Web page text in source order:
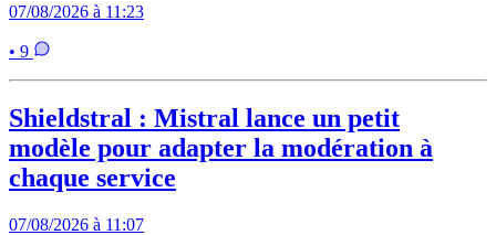
07/08/2026 à 11:23
• 9
Shieldstral : Mistral lance un petit
modèle pour adapter la modération à
chaque service
07/08/2026 à 11:07